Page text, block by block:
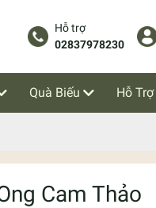
Hỗ trợ
02837978230
Quà Biếu Hỗ Trợ
Cam Thảo